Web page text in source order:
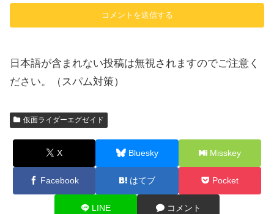
日本語が含まれない投稿は無視されますのでご注意く
ださい。（スパム対策）
仮面ライダーエグゼイド
X Bluesky Misskey
Facebook はてブ Pocket
LINE コメント